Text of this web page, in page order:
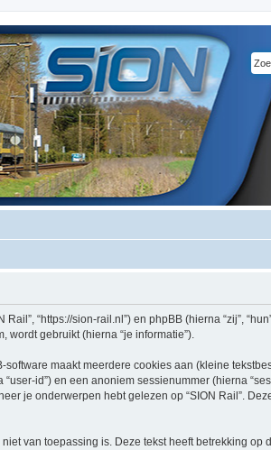
“https://sion-rail.nl”) en phpBB (hierna “zij”,
wordt gebruikt (hierna “je informatie”).
maakt meerdere cookies aan (kleine
id”) en een anoniem sessienummer (hierna
je onderwerpen hebt gelezen op “SION Rail”.
van toepassing is. Deze tekst heeft betrekking op